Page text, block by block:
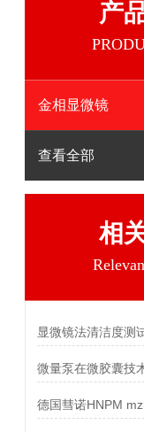
产
金相显微镜
查看全部
相